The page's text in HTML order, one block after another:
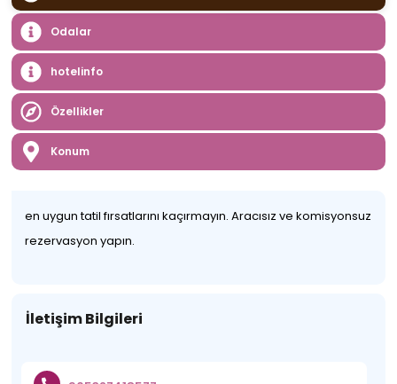
Odalar
hotelinfo
Özellikler
Konum
en uygun tatil fırsatlarını kaçırmayın. Aracısız ve komisyonsuz
rezervasyon yapın.
İletişim Bilgileri